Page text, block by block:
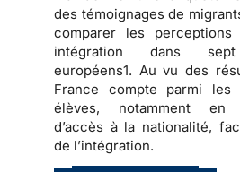
des témoignages de
comparer les
intégration dans
européens1. Au vu des
France compte parmi les
élèves, notamment en
d’accès à la nationalité,
de l’intégration.